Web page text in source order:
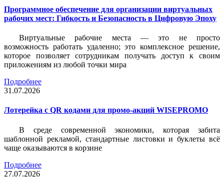
Программное обеспечение для организации виртуальных
рабочих мест: Гибкость и Безопасность в Цифровую Эпоху
Виртуальные рабочие места — это не просто
возможность работать удаленно; это комплексное решение,
которое позволяет сотрудникам получать доступ к своим
приложениям из любой точки мира
Подробнее
31.07.2026
Лотерейка c QR кодами для промо-акций WISEPROMO
В среде современной экономики, которая забита
шаблонной рекламой, стандартные листовки и буклеты всё
чаще оказываются в корзине
Подробнее
27.07.2026